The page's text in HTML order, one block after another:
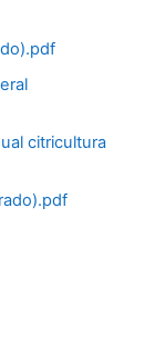
citricultura